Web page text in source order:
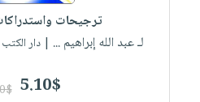
ترجيحات
لـ عبد الله إبراهيم ... | دار
5.10$